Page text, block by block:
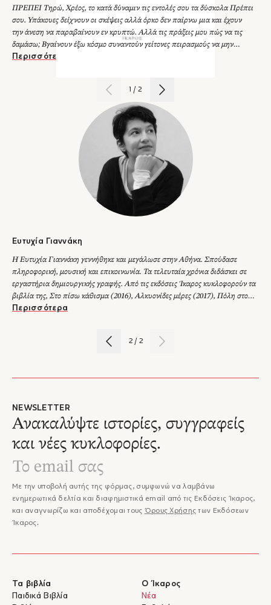
ΠΡΕΠΕΙ Τηρώ, Χρέος, το κατά δύναμιν τις εντολές σου τα δύσκολα Πρέπει
σου. Υπάκουες δείχνουν οι σκέψεις αλλά όρκο δεν παίρνω μια και έχουν
την άνεση να παραβαίνουν εν κρυπτώ. Αλλά τις πράξεις μου πώς να τις
δαμάσω; Βγαίνουν έξω κόσμο συναντούν γείτονες πειρασμούς να μην
κοντοσταθούν; Μα φταίνε κι οι εντολές σου ούτε πλήρεις ούτε ξεκάθαρες
Περισσότερα
1 / 2
Ευτυχία Γιαννάκη
Η Ευτυχία Γιαννάκη γεννήθηκε και μεγάλωσε στην Αθήνα. Σπούδασε
πληροφορική, μουσική και επικοινωνία. Τα τελευταία χρόνια διδάσκει σε
εργαστήρια δημιουργικής γραφής. Από τις εκδόσεις Ίκαρος κυκλοφορούν τα
βιβλία της, Στο πίσω κάθισμα (2016), Αλκυονίδες μέρες (2017), Πόλη στο
φως (2018), Η νόσος του μικρού θεού (2020), Στη φωλιά του ιππόκαμπου
έχει ξεπεράσει σε πωλήσεις τα 60.000 αντίτυπα. Έχει εκδώσει, με
σειράς Ο Σκαραβαίος (Alpha TV, 2024). Μπορείτε να μάθετε περισσότερα
Περισσότερα
2/ 2
NEWSLETTER
Ανακαλύψτε ιστορίες, συγγραφείς
και νέες κυκλοφορίες.
Με την υποβολή αυτής της φόρμας, συμφωνώ να λαμβάνω
ενημερωτικά δελτία και διαφημιστικά email από τις Εκδόσεις Ίκαρος,
και αναγνωρίζω και αποδέχομαι τους Όρους Χρήσης των Εκδόσεων
Ίκαρος.
Τα βιβλία
Παιδικά Βιβλία
Ο Ίκαρος
Νέα